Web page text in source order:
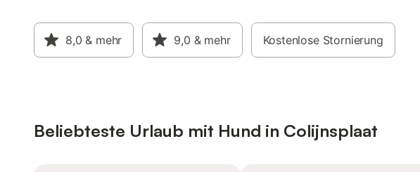
8,0 & mehr 9,0 & mehr Kostenlose Stornierung
Beliebteste Urlaub mit Hund in Colijnsplaat